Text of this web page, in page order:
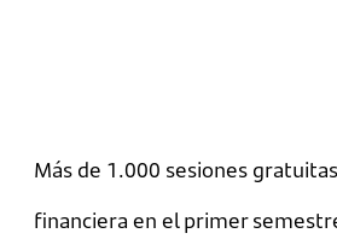
Más de 1.000 sesiones
financiera en el primer